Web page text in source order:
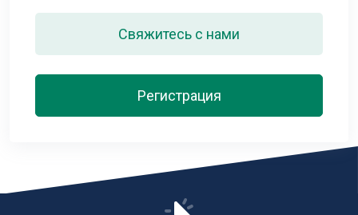
Свяжитесь с нами
Регистрация